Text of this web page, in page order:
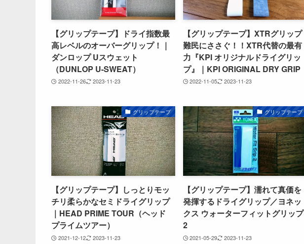
【グリップテープ】ドライ指数最
高レベルのオーバーグリップ！｜
ダンロップ Uスウェット
（DUNLOP U-SWEAT）
2022-11-26 2023-11-23
【グリップテープ】XTRグリップ
難民にささぐ！！XTR代替の最有
力『KPI オリジナルドライグリッ
プ』｜KPI ORIGINAL DRY GRIP
2022-11-05 2023-11-23
グリップテープ
【グリップテープ】しっとりモッ
チリ柔らかなセミドライグリップ
｜HEAD PRIME TOUR（ヘッド
プライムツアー）
2021-12-12 2023-11-23
グリップテープ
【グリップテープ】濡れて真価を
発揮するドライグリップ／ヨネッ
クス ウォーターフィットグリップ
2
2021-05-29 2023-11-23